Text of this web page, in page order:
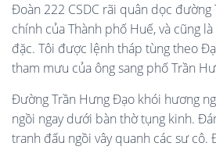
Đoàn 222 CSDC rãi quân dọc
chính của Thành phố Huế, và cũng
đặc. Tôi được lệnh tháp tùng theo
tham mưu của ông sang phố Trần
Đường Trần Hưng Đạo khói hương
ngồi ngay dưới bàn thờ tụng kinh.
tranh đấu ngồi vây quanh các sư cô.